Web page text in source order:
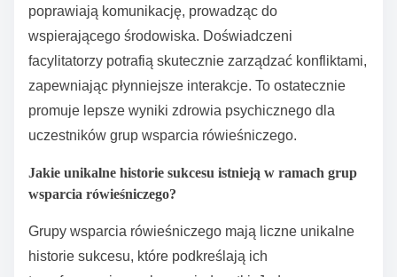
grup wsparcia rówieśniczego, obejmują różnorodność
doświadczeń życiowych, specjalistyczne szkolenie w
zakresie prowadzenia grup oraz dostęp do unikalnych
zasobów. Te cechy sprzyjają głębszym połączeniom,
poprawiają komunikację i zapewniają dostosowane
wsparcie, ostatecznie zwiększając wpływ grupy na
zdrowie psychiczne.
Jak poziom doświadczenia facylitatorów wpływa na
dynamikę grupy?
Facylitatorzy z wyższym poziomem doświadczenia